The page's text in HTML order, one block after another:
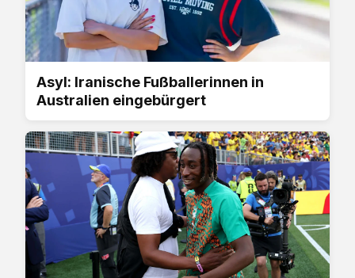
Asyl: Iranische Fußballerinnen in
Australien eingebürgert